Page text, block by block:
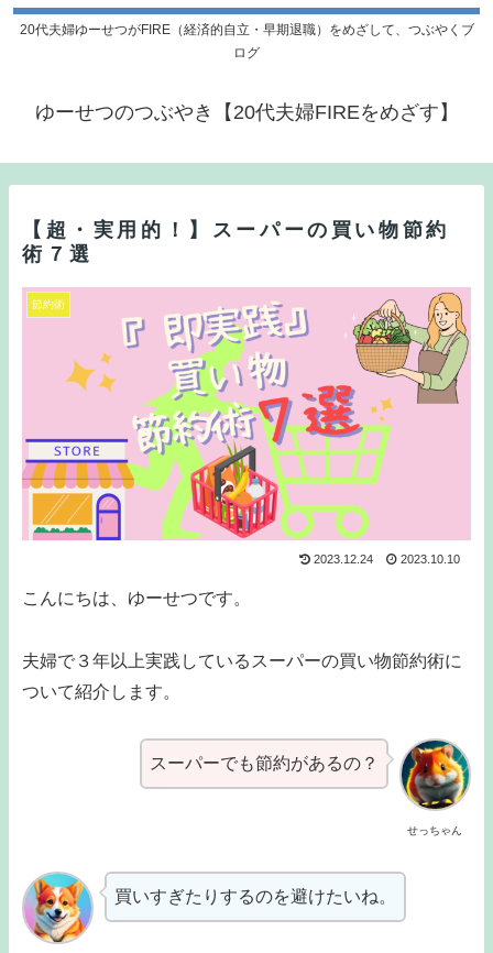
20代夫婦ゆーせつがFIRE（経済的自立・早期退職）をめざして、つぶやくブ
ログ
ゆーせつのつぶやき【20代夫婦FIREをめざす】
【超・実用的！】スーパーの買い物節約
術７選
節約術
2023.12.24 2023.10.10
こんにちは、ゆーせつです。
夫婦で３年以上実践しているスーパーの買い物節約術に
ついて紹介します。
せっちゃん
スーパーでも節約があるの？
買いすぎたりするのを避けたいね。